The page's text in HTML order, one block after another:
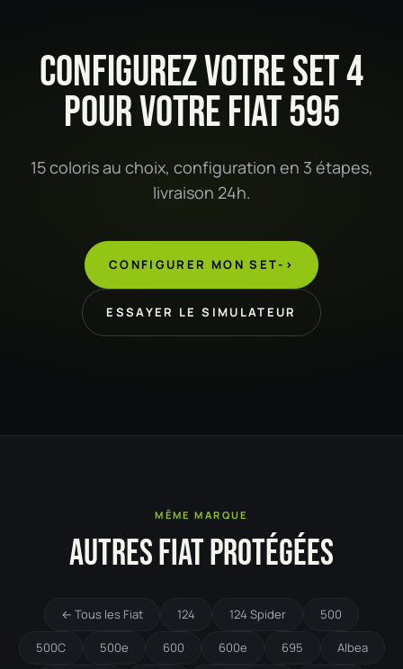
CONFIGUREZ VOTRE SET 4
POUR VOTRE FIAT 595
15 coloris au choix, configuration en 3 étapes,
livraison 24h.
CONFIGURER MON SET->
ESSAYER LE SIMULATEUR
MÊME MARQUE
AUTRES FIAT PROTÉGÉES
← Tous les Fiat 124 124 Spider 500
500C 500e 600 600e 695 Albea